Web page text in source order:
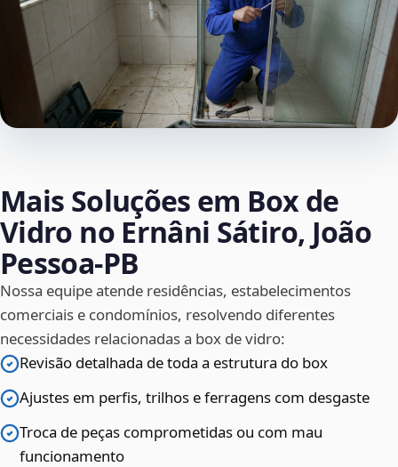
Mais Soluções em Box de
Vidro no Ernâni Sátiro, João
Pessoa‑PB
Nossa equipe atende residências, estabelecimentos
comerciais e condomínios, resolvendo diferentes
necessidades relacionadas a box de vidro:
Revisão detalhada de toda a estrutura do box
Ajustes em perfis, trilhos e ferragens com desgaste
Troca de peças comprometidas ou com mau
funcionamento